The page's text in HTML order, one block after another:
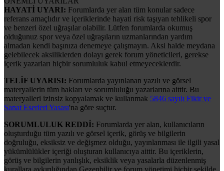
HAYATİ UYARI: Forumlarda yer alan tüm konular sadece
referans amaçlıdır ve içeriklerinde hayati risk taşıyan tehlikeli spor
ve benzeri özel uğraşılar olabilir. Lütfen forumlarda okumuş
olduğunuz spor veya özel uğraşıların uzmanlarından yardım
almadan kendi başınıza denemeye çalışmayın. Aksi halde meydana
gelebilecek aksiliklerden dolayı gerek forum yöneticileri, gerekse
içerik yazarları hiçbir sorumluluk kabul etmeyeceklerdir.
TELİF UYARISI: Forumlarda yayınlanan yazılı ve görsel
materyallerin tüm hakları ve sorumluluğu yazarlarına aittir. Bu
materyalleri izinsiz kopyalamak ve kullanmak 5846 sayılı Fikir ve
Sanat Eserleri Yasası'na göre suçtur.
SORUMLULUK REDDİ: Forumlarda yer alan, kullanıcıların
oluşturduğu tüm yazılı ve görsel içerik, görüş ve bilgilerin
doğruluğu, eksiksiz ve değişmez olduğu, yayınlanması ile ilgili yasal
yükümlülükler içeriği oluşturan kullanıcıya aittir. Bu içeriklerin,
görüş ve bilgilerin yanlışlık, eksiklik veya yasalarla düzenlenmiş